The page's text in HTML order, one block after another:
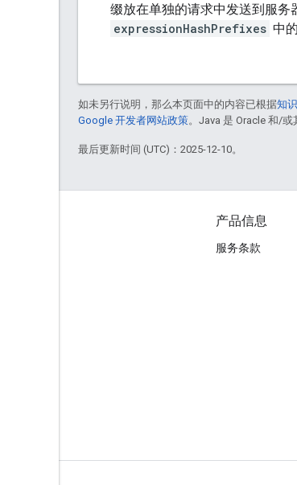
缀放在单独的请求中发送到服务
expressionHashPrefixes 中
如未另行说明，那么本页面中的内容已根据知
Google 开发者网站政策。Java 是 Oracle 和/或
最后更新时间 (UTC)：2025-12-10。
产品信息
服务条款